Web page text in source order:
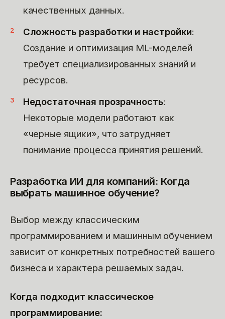
качественных данных.
Сложность разработки и настройки:
Создание и оптимизация ML-моделей
требует специализированных знаний и
ресурсов.
Недостаточная прозрачность:
Некоторые модели работают как
«черные ящики», что затрудняет
понимание процесса принятия решений.
Разработка ИИ для компаний: Когда
выбрать машинное обучение?
Выбор между классическим
программированием и машинным обучением
зависит от конкретных потребностей вашего
бизнеса и характера решаемых задач.
Когда подходит классическое
программирование: